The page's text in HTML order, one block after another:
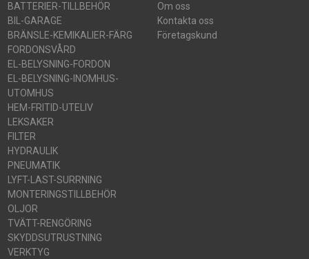
BATTERIER-TILLBEHÖR
BIL-GARAGE
BRÄNSLE-KEMIKALIER-FÄRG
FORDONSVÅRD
EL-BELYSNING-FORDON
EL-BELYSNING-INOMHUS-
UTOMHUS
HEM-FRITID-UTELIV
LEKSAKER
FILTER
HYDRAULIK
PNEUMATIK
LYFT-LAST-SURRNING
MONTERINGSTILLBEHÖR
OLJOR
TVÄTT-RENGÖRING
SKYDDSUTRUSTNING
VERKTYG
Om oss
Kontakta oss
Företagskund